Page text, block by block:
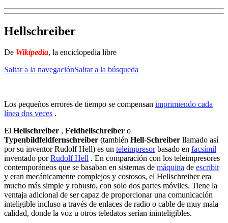
Hellschreiber
De Wikipedia, la enciclopedia libre
Saltar a la navegaciónSaltar a la búsqueda
Los pequeños errores de tiempo se compensan imprimiendo cada
línea dos veces .
El Hellschreiber , Feldhellschreiber o
Typenbildfeldfernschreiber (también Hell-Schreiber llamado así
por su inventor Rudolf Hell) es un teleimpresorbasado en facsímil
inventado porRudolf Hell . En comparación con los teleimpresores
contemporáneos que se basaban en sistemas de máquina de escribir
y eran mecánicamente complejos y costosos, el Hellschreiber era
mucho más simple y robusto, con solo dos partes móviles. Tiene la
ventaja adicional de ser capaz de proporcionar una comunicación
inteligible incluso a través de enlaces de radio o cable de muy mala
calidad, donde la voz u otros teledatos serían ininteligibles.